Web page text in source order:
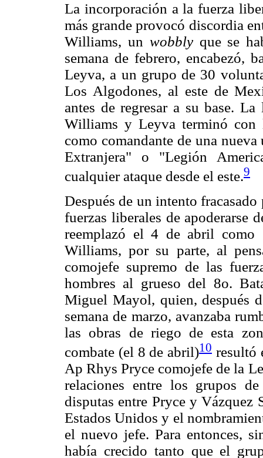
La incorporación a la fuerza
más grande provocó discordia
Williams, un wobblyque se
semana de febrero, encabezó,
Leyva, a un grupo de 30
Los Algodones, al este de
antes de regresar a su base.
Williams y Leyva terminó
como comandante de una
Extranjera" o "Legión
cualquier ataque desde el este.9
Después de un intento
fuerzas liberales de apoderarse
reemplazó el 4 de abril como
Williams, por su parte, al
comojefe supremo de las
hombres al grueso del 8o.
Miguel Mayol, quien, después
semana de marzo, avanzaba
las obras de riego de esta
combate (el 8 de abril)10 resultó
Ap Rhys Pryce comojefe de la
relaciones entre los grupos
disputas entre Pryce y Vázquez
Estados Unidos y el
el nuevo jefe. Para entonces,
había crecido tanto que el